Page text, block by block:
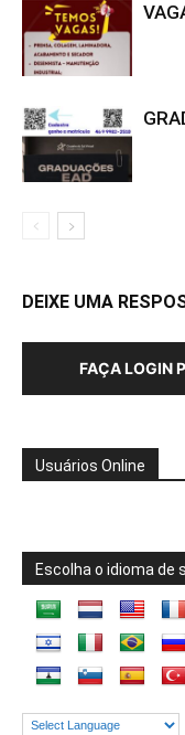
DEIXE UMA
FAÇA LOGIN
Usuários Online
Escolha o idioma de